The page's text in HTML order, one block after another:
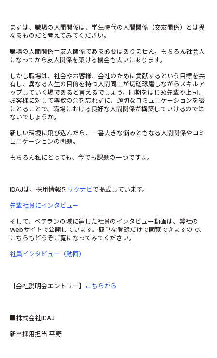
まずは、職場の人間関係は、学生時代の人間関係（交友関係）とは異
なるものだと考えてみてください。
職場の人間関係＝友人関係である必要はありません。もちろん社会人
になってから友人関係を築ける機会も大いにあります。
しかし職場は、社会やお客様、会社のために貢献するという目標を共
有し、異なる人生の目的を持つ人間同士が切磋琢磨しながらスキルア
ップしていく場であると言えるでしょう。同期をはじめ先輩や上司、
お客様に対して尊敬の念を忘れずに、適切なコミュニケーションを密
にとることで、職場における良好な人間関係が構築していけるのでは
ないでしょうか。
新しい環境に飛び込んだら、一番大きな悩みともなる人間関係やコミ
ュニケーションの問題。
もちろん私にとっても、今でも課題の一つですよ。
IDAJは、採用情報を リクナビで掲載しています。
先輩社員にインタビュー
そして、ベテランの域に達した社員のインタビュー動画は、弊社の
Webサイトで公開しています。簡単な登録だけで閲覧できますので、
こちらもどうぞご覧になってみてください。
社員インタビュー（動画）
【会社説明会エントリー】 こちらから
■株式会社IDAJ
新卒採用担当 平野